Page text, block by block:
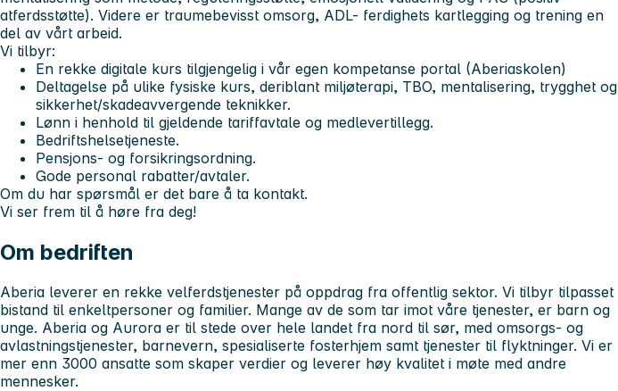
atferdsstøtte). Videre er traumebevisst omsorg, ADL- ferdighets kartlegging og trening en
del av vårt arbeid.
Vi tilbyr:
En rekke digitale kurs tilgjengelig i vår egen kompetanse portal (Aberiaskolen)
Deltagelse på ulike fysiske kurs, deriblant miljøterapi, TBO, mentalisering, trygghet og
sikkerhet/skadeavvergende teknikker.
Lønn i henhold til gjeldende tariffavtale og medlevertillegg.
Bedriftshelsetjeneste.
Pensjons- og forsikringsordning.
Gode personal rabatter/avtaler.
Om du har spørsmål er det bare å ta kontakt.
Vi ser frem til å høre fra deg!
Om bedriften
Aberia leverer en rekke velferdstjenester på oppdrag fra offentlig sektor. Vi tilbyr tilpasset
bistand til enkeltpersoner og familier. Mange av de som tar imot våre tjenester, er barn og
unge. Aberia og Aurora er til stede over hele landet fra nord til sør, med omsorgs- og
avlastningstjenester, barnevern, spesialiserte fosterhjem samt tjenester til flyktninger. Vi er
mer enn 3000 ansatte som skaper verdier og leverer høy kvalitet i møte med andre
mennesker.